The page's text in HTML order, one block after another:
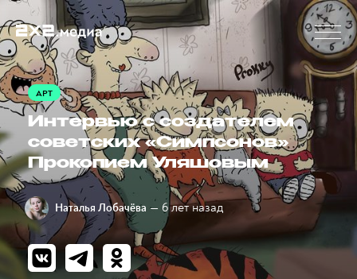
АРТ
Интервью с создателем
советских «Симпсонов»
Прокопием Уляшовым
Наталья Лобачёва — 6 лет назад